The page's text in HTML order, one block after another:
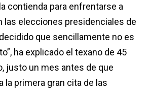
contienda para enfrentarse a
las elecciones presidenciales de
que sencillamente no es
ha explicado el texano de 45
justo un mes antes de que
la primera gran cita de las